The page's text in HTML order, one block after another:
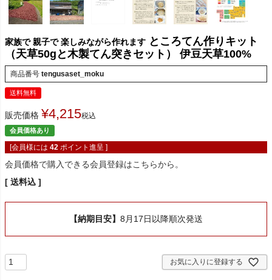
家族で 親子で 楽しみながら作れます ところてん作りキット
（天草50gと木製てん突きセット） 伊豆天草100%
商品番号 tengusaset_moku
送料無料
販売価格 ¥4,215税込
会員価格あり
[会員様には 42 ポイント進呈 ]
会員価格で購入できる会員登録はこちらから。
送料込
【納期目安】 8月17日以降順次発送
お気に入りに登録する